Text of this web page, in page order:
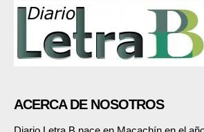
ACERCA DE NOSOTROS